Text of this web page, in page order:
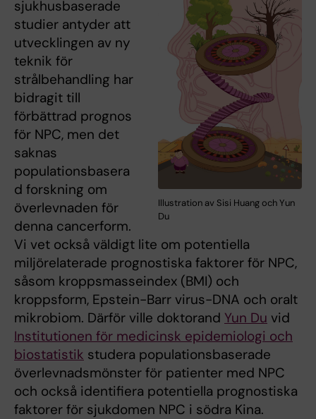
Illustration av Sisi Huang och Yun
Du
sjukhusbaserade
studier antyder att
utvecklingen av ny
teknik för
strålbehandling har
bidragit till
förbättrad prognos
för NPC, men det
saknas
populationsbasera
d forskning om
överlevnaden för
denna cancerform.
Vi vet också väldigt lite om potentiella
miljörelaterade prognostiska faktorer för NPC,
såsom kroppsmasseindex (BMI) och
kroppsform, Epstein-Barr virus-DNA och oralt
mikrobiom. Därför ville doktorand Yun Du vid
Institutionen för medicinsk epidemiologi och
biostatistik studera populationsbaserade
överlevnadsmönster för patienter med NPC
och också identifiera potentiella prognostiska
faktorer för sjukdomen NPC i södra Kina.